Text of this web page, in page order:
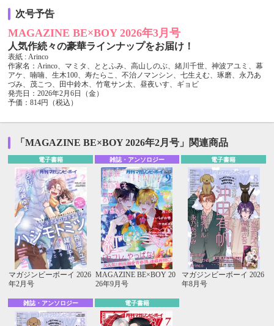
次号予告
MAGAZINE BE×BOY 2026年3月号
人気作続々の豪華ラインナップをお届け！
表紙 : Arinco
作家名：Arinco、マミタ、ととふみ、高山しのぶ、緒川千世、神波アユミ、幕
アケ、喃喃、生木100、寿たらこ、不治ノマンシン、七生えむ、琢磨、永乃あ
づみ、茂こつ、田中鈴木、竹竜サン太、昼夜いす、ギョビ
発売日：2026年2月6日（金）
予価：814円（税込）
「MAGAZINE BE×BOY 2026年2月号」関連商品
電子書籍
マガジンビーボーイ 2026
年2月号
雑誌・アンソロジー
MAGAZINE BE×BOY 20
26年9月号
電子書籍
マガジンビーボーイ 2026
年8月号
雑誌・アンソロジー 電子書籍